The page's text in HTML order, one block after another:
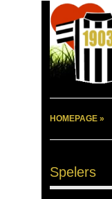
HOMEPAGE »
Spelers